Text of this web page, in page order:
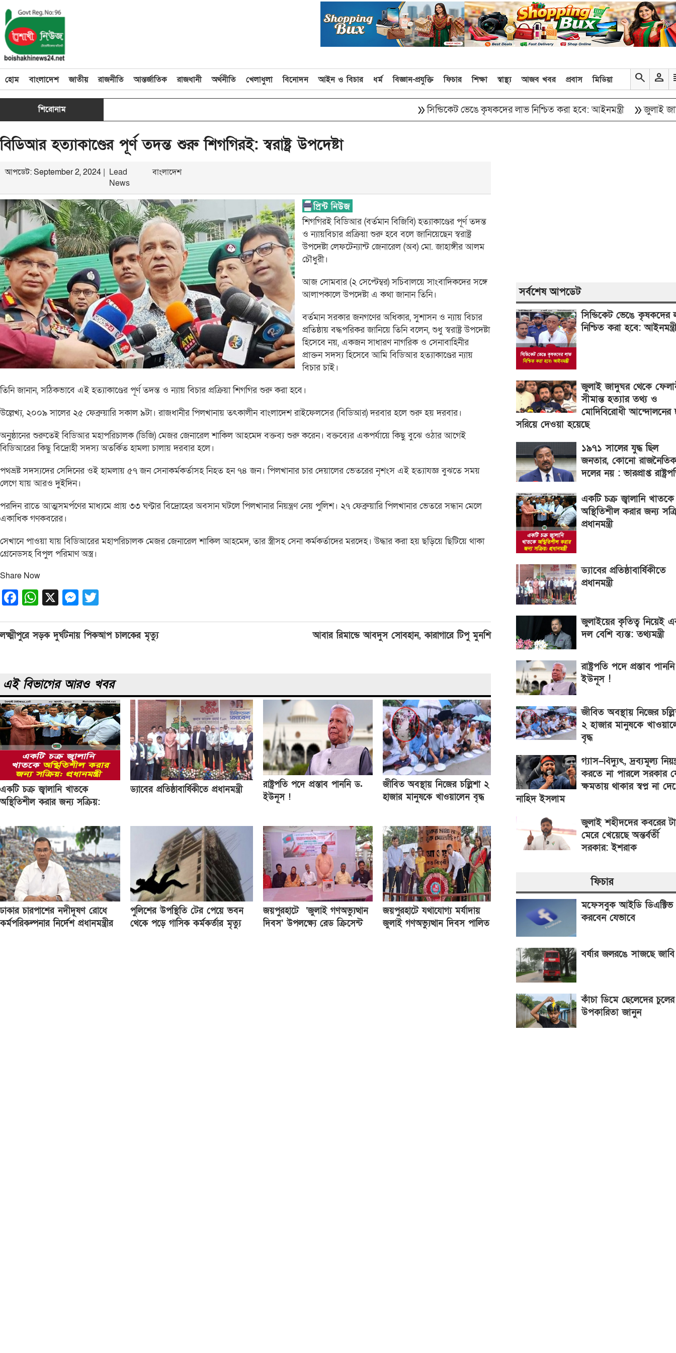
হোম বাংলাদেশ জাতীয় রাজনীতি আন্তর্জাতিক রাজধানী অর্থনীতি খেলাধুলা বিনোদন আইন ও বিচার ধর্ম বিজ্ঞান-প্রযুক্তি ফিচার শিক্ষা স্বাস্থ্য আজব খবর প্রবাস মিডিয়া search person
শিরোনাম সিন্ডিকেট ভেঙে কৃষকদের লাভ নিশ্চিত করা হবে: আইনমন্ত্রী double_arrowজুলাই জাদুঘর
বিডিআর হত্যাকাণ্ডের পূর্ণ তদন্ত শুরু শিগগিরই: স্বরাষ্ট্র উপদেষ্টা
আপডেট: September 2, 2024 | Lead
News
বাংলাদেশ
শিগগিরই বিডিআর (বর্তমান বিজিবি) হত্যাকাণ্ডের পূর্ণ তদন্ত
ও ন্যায়বিচার প্রক্রিয়া শুরু হবে বলে জানিয়েছেন স্বরাষ্ট্র
উপদেষ্টা লেফটেন্যান্ট জেনারেল (অব) মো. জাহাঙ্গীর আলম
চৌধুরী।
আজ সোমবার (২ সেপ্টেম্বর) সচিবালয়ে সাংবাদিকদের সঙ্গে
আলাপকালে উপদেষ্টা এ কথা জানান তিনি।
বর্তমান সরকার জনগণের অধিকার, সুশাসন ও ন্যায় বিচার
প্রতিষ্ঠায় বদ্ধপরিকর জানিয়ে তিনি বলেন, শুধু স্বরাষ্ট্র উপদেষ্টা
হিসেবে নয়, একজন সাধারণ নাগরিক ও সেনাবাহিনীর
প্রাক্তন সদস্য হিসেবে আমি বিডিআর হত্যাকাণ্ডের ন্যায়
বিচার চাই।
তিনি জানান, সঠিকভাবে এই হত্যাকাণ্ডের পূর্ণ তদন্ত ও ন্যায় বিচার প্রক্রিয়া শিগগির শুরু করা হবে।
উল্লেখ্য, ২০০৯ সালের ২৫ ফেব্রুয়ারি সকাল ৯টা। রাজধানীর পিলখানায় তৎকালীন বাংলাদেশ রাইফেলসের (বিডিআর) দরবার হলে শুরু হয় দরবার।
অনুষ্ঠানের শুরুতেই বিডিআর মহাপরিচালক (ডিজি) মেজর জেনারেল শাকিল আহমেদ বক্তব্য শুরু করেন। বক্তব্যের একপর্যায়ে কিছু বুঝে ওঠার আগেই
বিডিআরের কিছু বিদ্রোহী সদস্য অতর্কিত হামলা চালায় দরবার হলে।
পথভ্রষ্ট সদস্যদের সেদিনের ওই হামলায় ৫৭ জন সেনাকর্মকর্তাসহ নিহত হন ৭৪ জন। পিলখানার চার দেয়ালের ভেতরের নৃশংস এই হত্যাযজ্ঞ বুঝতে সময়
লেগে যায় আরও দুইদিন।
পরদিন রাতে আত্মসমর্পণের মাধ্যমে প্রায় ৩৩ ঘণ্টার বিদ্রোহের অবসান ঘটলে পিলখানার নিয়ন্ত্রণ নেয় পুলিশ। ২৭ ফেব্রুয়ারি পিলখানার ভেতরে সন্ধান মেলে
একাধিক গণকবরের।
সেখানে পাওয়া যায় বিডিআরের মহাপরিচালক মেজর জেনারেল শাকিল আহমেদ, তার স্ত্রীসহ সেনা কর্মকর্তাদের মরদেহ। উদ্ধার করা হয় ছড়িয়ে ছিটিয়ে থাকা
গ্রেনেডসহ বিপুল পরিমাণ অস্ত্র।
Share Now
Facebook
WhatsApp
X Messenger
Post
navigation
লক্ষ্মীপুরে সড়ক দুর্ঘটনায় পিকআপ চালকের মৃত্যু আবার রিমান্ডে আবদুস সোবহান, কারাগারে টিপু মুনশি
এই বিভাগের আরও খবর
একটি চক্র জ্বালানি খাতকে
অস্থিতিশীল করার জন্য সক্রিয়:
ড্যাবের প্রতিষ্ঠাবার্ষিকীতে প্রধানমন্ত্রী
রাষ্ট্রপতি পদে প্রস্তাব পাননি ড.
ইউনূস !
জীবিত অবস্থায় নিজের চল্লিশা ২
হাজার মানুষকে খাওয়ালেন বৃদ্ধ
ঢাকার চারপাশের নদীদূষণ রোধে
কর্মপরিকল্পনার নির্দেশ প্রধানমন্ত্রীর
পুলিশের উপস্থিতি টের পেয়ে ভবন
থেকে পড়ে গাসিক কর্মকর্তার মৃত্যু
জয়পুরহাটে ‘জুলাই গণঅভ্যুত্থান
দিবস’ উপলক্ষ্যে রেড ক্রিসেন্ট
জয়পুরহাটে যথাযোগ্য মর্যাদায়
জুলাই গণঅভ্যুত্থান দিবস পালিত
সর্বশেষ আপডেট
সিন্ডিকেট ভেঙে কৃষকদের
নিশ্চিত করা হবে:
জুলাই জাদুঘর থেকে
সীমান্ত হত্যার তথ্য ও
মোদিবিরোধী আন্দোলনের
সরিয়ে দেওয়া হয়েছে
১৯৭১ সালের যুদ্ধ ছিল
জনতার, কোনো রাজনৈতিক
দলের নয় : ভারপ্রাপ্ত
একটি চক্র জ্বালানি খাতকে
অস্থিতিশীল করার জন্য
প্রধানমন্ত্রী
ড্যাবের প্রতিষ্ঠাবার্ষিকীতে
প্রধানমন্ত্রী
জুলাইয়ের কৃতিত্ব নিয়েই
দল বেশি ব্যস্ত: তথ্যমন্ত্রী
রাষ্ট্রপতি পদে প্রস্তাব
ইউনূস !
জীবিত অবস্থায় নিজের
২ হাজার মানুষকে
বৃদ্ধ
গ্যাস–বিদ্যুৎ, দ্রব্যমূল্য
করতে না পারলে সরকার
ক্ষমতায় থাকার স্বপ্ন না
নাহিদ ইসলাম
জুলাই শহীদদের কবরের
মেরে খেয়েছে অন্তর্বর্তী
সরকার: ইশরাক
ফিচার
মফেসবুক আইডি ডিএক্টিভ
করবেন যেভাবে
বর্ষার জলরঙে সাজছে জাবি
কাঁচা ডিমে ছেলেদের চুলের
উপকারিতা জানুন